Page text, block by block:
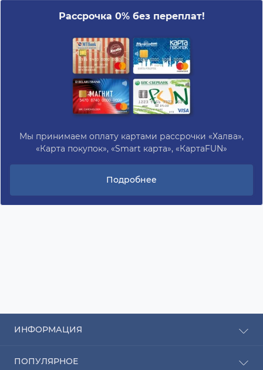
Рассрочка 0% без переплат!
Мы принимаем оплату картами рассрочки «Халва»,
«Карта покупок», «Smart карта», «КартаFUN»
Подробнее
ИНФОРМАЦИЯ
Оплата
ПОПУЛЯРНОЕ